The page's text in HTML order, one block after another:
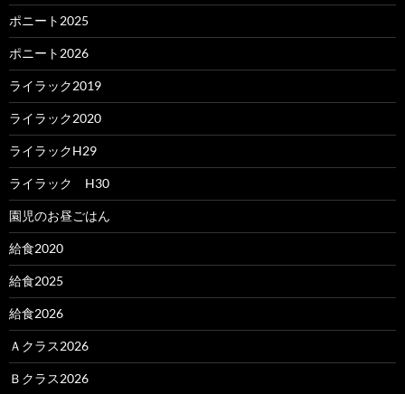
ポニート2025
ポニート2026
ライラック2019
ライラック2020
ライラックH29
ライラック H30
園児のお昼ごはん
給食2020
給食2025
給食2026
Ａクラス2026
Ｂクラス2026